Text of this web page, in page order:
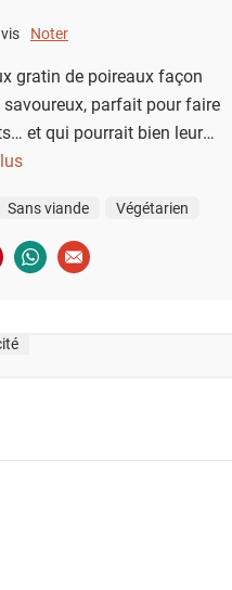
of 5.Noter
gratin de poireaux façon
parfait pour faire
et qui pourrait bien leur
une deuxième portion !
Sans viande Végétarien
twitter
sur pinterest
Partager sur whatsapp
Envoyer à un ami